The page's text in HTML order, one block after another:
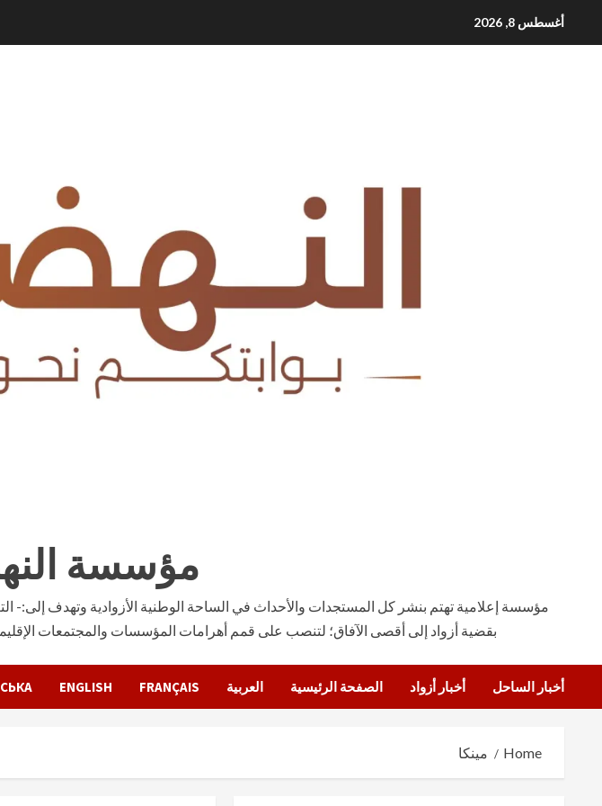
أغسطس 8, 2026
مؤسسة
مؤسسة إعلامية تهتم بنشر كل المستجدات والأحداث في الساحة الوطنية الأزوادية وتهدف إلى:-
بقضية أزواد إلى أقصى الآفاق؛ لتنصب على قمم أهرامات المؤسسات والمجتمعات
أخبار الساحل أخبار أزواد الصفحة الرئيسية العربية FRANÇAIS
ENGLISH
Home مينكا